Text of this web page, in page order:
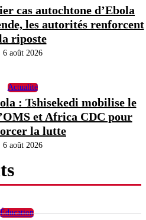
cas autochtone d’Ebola
les autorités renforcent
riposte
6 août 2026
Actualité
: Tshisekedi mobilise le
et Africa CDC pour
la lutte
6 août 2026
Éducation